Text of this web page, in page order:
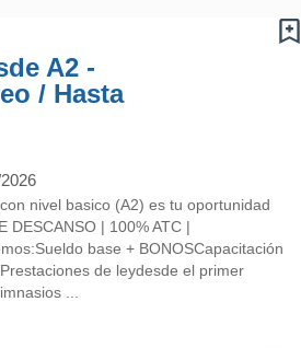
A2 -
/ Hasta
nivel basico (A2) es tu oportunidad
DESCANSO | 100% ATC |
base + BONOSCapacitación
de leydesde el primer
...